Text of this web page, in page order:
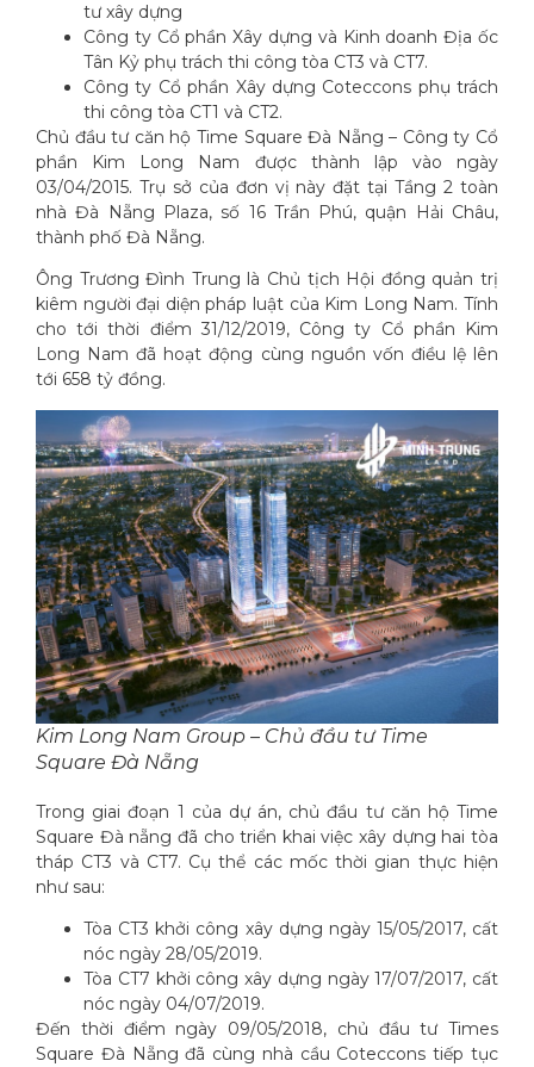
tư xây dựng
Công ty Cổ phần Xây dựng và Kinh doanh Địa ốc
Tân Kỷ phụ trách thi công tòa CT3 và CT7.
Công ty Cổ phần Xây dựng Coteccons phụ trách
thi công tòa CT1 và CT2.
Chủ đầu tư căn hộ Time Square Đà Nẵng – Công ty Cổ
phần Kim Long Nam được thành lập vào ngày
03/04/2015. Trụ sở của đơn vị này đặt tại Tầng 2 toàn
nhà Đà Nẵng Plaza, số 16 Trần Phú, quận Hải Châu,
thành phố Đà Nẵng.
Ông Trương Đình Trung là Chủ tịch Hội đồng quản trị
kiêm người đại diện pháp luật của Kim Long Nam. Tính
cho tới thời điểm 31/12/2019, Công ty Cổ phần Kim
Long Nam đã hoạt động cùng nguồn vốn điều lệ lên
tới 658 tỷ đồng.
Kim Long Nam Group – Chủ đầu tư Time
Square Đà Nẵng
Trong giai đoạn 1 của dự án, chủ đầu tư căn hộ Time
Square Đà nẵng đã cho triển khai việc xây dựng hai tòa
tháp CT3 và CT7. Cụ thể các mốc thời gian thực hiện
như sau:
Tòa CT3 khởi công xây dựng ngày 15/05/2017, cất
nóc ngày 28/05/2019.
Tòa CT7 khởi công xây dựng ngày 17/07/2017, cất
nóc ngày 04/07/2019.
Đến thời điểm ngày 09/05/2018, chủ đầu tư Times
Square Đà Nẵng đã cùng nhà cầu Coteccons tiếp tục